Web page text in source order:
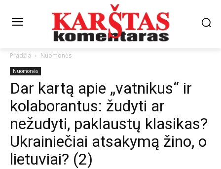
Pradžia Nuomonės
Nuomonės
Dar kartą apie „vatnikus“ ir
kolaborantus: žudyti ar
nežudyti, paklaustų klasikas?
Ukrainiečiai atsakymą žino, o
lietuviai? (2)